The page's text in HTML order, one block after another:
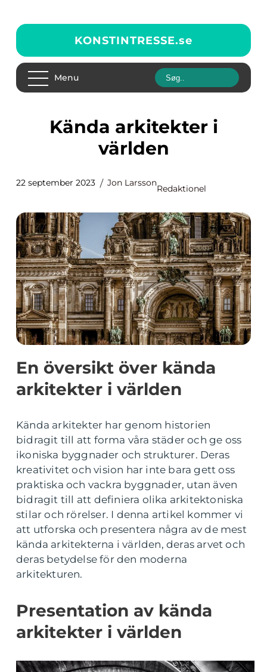
KONSTINTRESSE.se
Menu
Kända arkitekter i
världen
22 september 2023 Jon Larsson
Redaktionel
En översikt över kända
arkitekter i världen
Kända arkitekter har genom historien
bidragit till att forma våra städer och ge oss
ikoniska byggnader och strukturer. Deras
kreativitet och vision har inte bara gett oss
praktiska och vackra byggnader, utan även
bidragit till att definiera olika arkitektoniska
stilar och rörelser. I denna artikel kommer vi
att utforska och presentera några av de mest
kända arkitekterna i världen, deras arvet och
deras betydelse för den moderna
arkitekturen.
Presentation av kända
arkitekter i världen